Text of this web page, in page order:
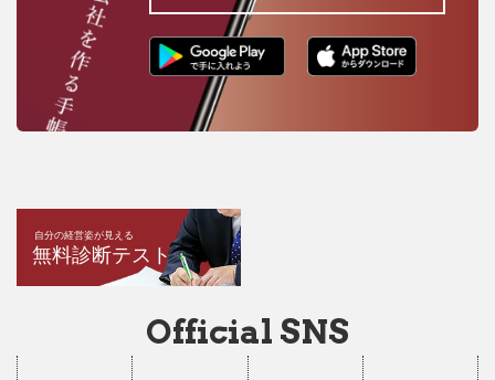
自分の経営姿が見える
無料診断テスト
Official SNS